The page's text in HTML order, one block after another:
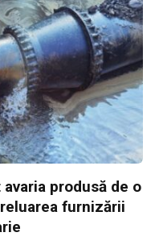
produsă de o
furnizării